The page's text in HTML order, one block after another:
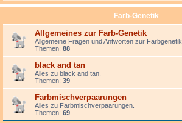
Farb-Genetik
Allgemeines zur Farb-Genetik
Allgemeine Fragen und Antworten zur Farbgenetik.
Themen: 88
black and tan
Alles zu black and tan.
Themen: 39
Farbmischverpaarungen
Alles zu Farbmischverpaarungen.
Themen: 69